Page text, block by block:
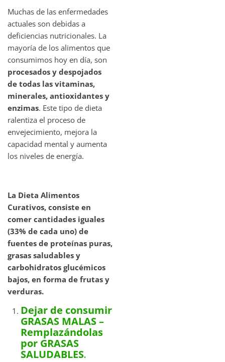
Muchas de las enfermedades
actuales son debidas a
deficiencias nutricionales. La
mayoría de los alimentos que
consumimos hoy en día, son
procesados y despojados
de todas las vitaminas,
minerales, antioxidantes y
enzimas. Este tipo de dieta
ralentiza el proceso de
envejecimiento, mejora la
capacidad mental y aumenta
los niveles de energía.
La Dieta Alimentos
Curativos, consiste en
comer cantidades iguales
(33% de cada uno) de
fuentes de proteínas puras,
grasas saludables y
carbohidratos glucémicos
bajos, en forma de frutas y
verduras.
Dejar de consumir
GRASAS MALAS –
Remplazándolas
por GRASAS
SALUDABLES.